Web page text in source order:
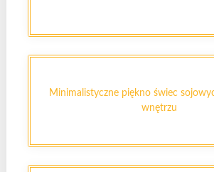
Minimalistyczne piękno świec
wnętrzu